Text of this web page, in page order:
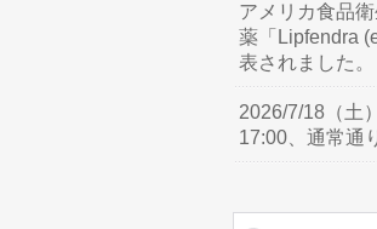
アメリカ食品
薬「Lipfendra
表されました。
2026/7/18（土
17:00、通常通